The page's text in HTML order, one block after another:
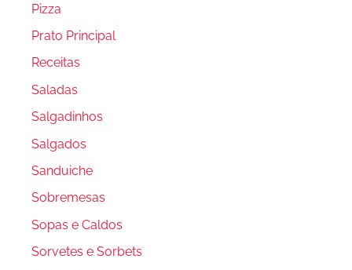
Pizza
Prato Principal
Receitas
Saladas
Salgadinhos
Salgados
Sanduiche
Sobremesas
Sopas e Caldos
Sorvetes e Sorbets